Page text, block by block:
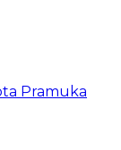
Pramuka